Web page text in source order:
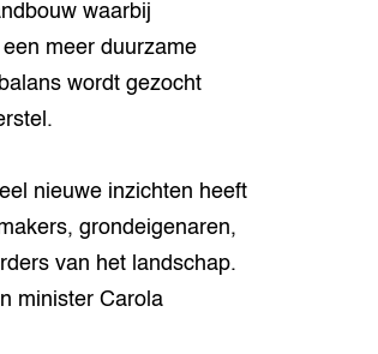
waarbij
meer duurzame
wordt gezocht
nieuwe inzichten heeft
grondeigenaren,
van het landschap.
minister Carola